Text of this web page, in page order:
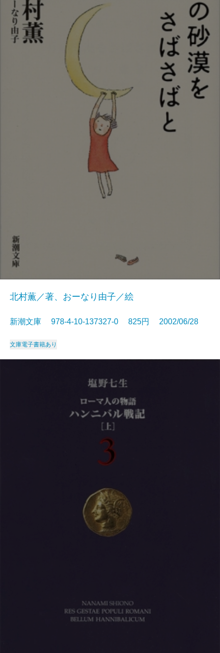
北村薫／著、おーなり由子／絵
新潮文庫 978-4-10-137327-0 825円 2002/06/28
文庫電子書籍あり